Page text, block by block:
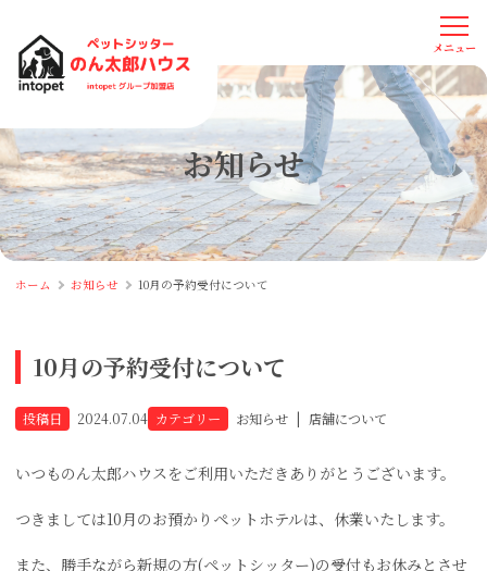
お知らせ
ホーム お知らせ 10月の予約受付について
10月の予約受付について
投稿日 2024.07.04 カテゴリー お知らせ | 店舗について
いつものん太郎ハウスをご利用いただきありがとうございます。
つきましては10月のお預かりペットホテルは、休業いたします。
また、勝手ながら新規の方(ペットシッター)の受付もお休みとさせ